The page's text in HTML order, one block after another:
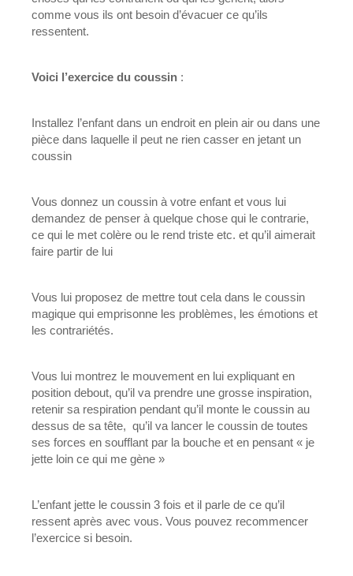
comme vous ils ont besoin d’évacuer ce qu’ils
ressentent.
Voici l’exercice du coussin :
Installez l’enfant dans un endroit en plein air ou dans une
pièce dans laquelle il peut ne rien casser en jetant un
coussin
Vous donnez un coussin à votre enfant et vous lui
demandez de penser à quelque chose qui le contrarie,
ce qui le met colère ou le rend triste etc. et qu’il aimerait
faire partir de lui
Vous lui proposez de mettre tout cela dans le coussin
magique qui emprisonne les problèmes, les émotions et
les contrariétés.
Vous lui montrez le mouvement en lui expliquant en
position debout, qu’il va prendre une grosse inspiration,
retenir sa respiration pendant qu’il monte le coussin au
dessus de sa tête, qu’il va lancer le coussin de toutes
ses forces en soufflant par la bouche et en pensant « je
jette loin ce qui me gène »
L’enfant jette le coussin 3 fois et il parle de ce qu’il
ressent après avec vous. Vous pouvez recommencer
l’exercice si besoin.